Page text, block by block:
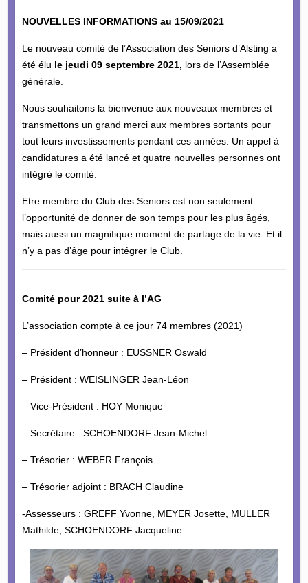
NOUVELLES INFORMATIONS au 15/09/2021
Le nouveau comité de l’Association des Seniors d’Alsting a
été élu le jeudi 09 septembre 2021, lors de l’Assemblée
générale.
Nous souhaitons la bienvenue aux nouveaux membres et
transmettons un grand merci aux membres sortants pour
tout leurs investissements pendant ces années. Un appel à
candidatures a été lancé et quatre nouvelles personnes ont
intégré le comité.
Etre membre du Club des Seniors est non seulement
l’opportunité de donner de son temps pour les plus âgés,
mais aussi un magnifique moment de partage de la vie. Et il
n’y a pas d’âge pour intégrer le Club.
Comité pour 2021 suite à l’AG
L’association compte à ce jour 74 membres (2021)
– Président d’honneur : EUSSNER Oswald
– Président : WEISLINGER Jean-Léon
– Vice-Président : HOY Monique
– Secrétaire : SCHOENDORF Jean-Michel
– Trésorier : WEBER François
– Trésorier adjoint : BRACH Claudine
-Assesseurs : GREFF Yvonne, MEYER Josette, MULLER
Mathilde, SCHOENDORF Jacqueline